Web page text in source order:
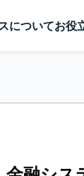
についてお役